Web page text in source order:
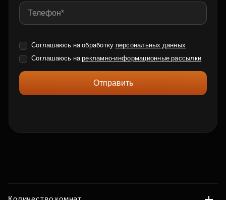
Соглашаюсь на обработку персональных данных
Соглашаюсь нарекламно-информационные рассылки
Отправить